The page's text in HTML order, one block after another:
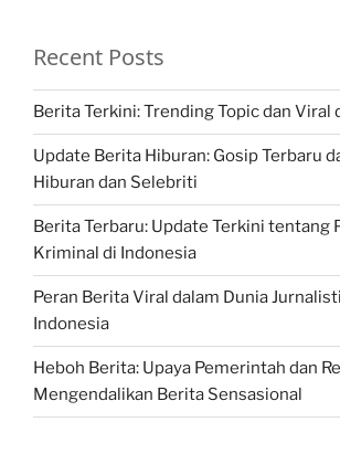
Recent Posts
Berita Terkini: Trending Topic dan Viral
Update Berita Hiburan: Gosip Terbaru
Hiburan dan Selebriti
Berita Terbaru: Update Terkini tentang
Kriminal di Indonesia
Peran Berita Viral dalam Dunia
Indonesia
Heboh Berita: Upaya Pemerintah dan
Mengendalikan Berita Sensasional